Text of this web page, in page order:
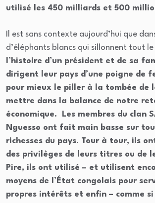
utilisé les 450 milliards et 500
Il est sans contexte aujourd’hui que
d’éléphants blancs qui sillonnent tout
l’histoire d’un président et de sa
dirigent leur pays d’une poigne de
pour mieux le piller à la tombée de
mettre dans la balance de notre
économique. Les membres du clan
Nguesso ont fait main basse sur
richesses du pays. Tour à tour, ils
des privilèges de leurs titres ou de
Pire, ils ont utilisé – et utilisent
moyens de l’État congolais pour
propres intérêts et enfin – comme si